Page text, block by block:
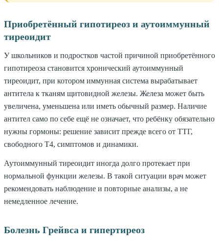
Приобретённый гипотиреоз и аутоиммунный
тиреоидит
У школьников и подростков частой причиной приобретённого
гипотиреоза становится хронический аутоиммунный
тиреоидит, при котором иммунная система вырабатывает
антитела к тканям щитовидной железы. Железа может быть
увеличена, уменьшена или иметь обычный размер. Наличие
антител само по себе ещё не означает, что ребёнку обязательно
нужны гормоны: решение зависит прежде всего от ТТГ,
свободного Т4, симптомов и динамики.
Аутоиммунный тиреоидит иногда долго протекает при
нормальной функции железы. В такой ситуации врач может
рекомендовать наблюдение и повторные анализы, а не
немедленное лечение.
Болезнь Грейвса и гипертиреоз